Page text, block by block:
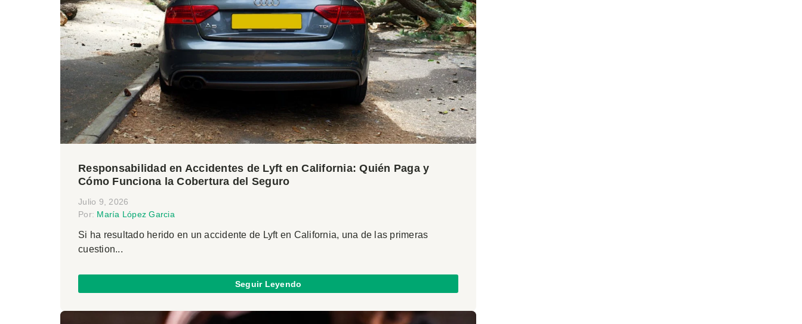
Responsabilidad en Accidentes de Lyft en California: Quién Paga y
Cómo Funciona la Cobertura del Seguro
Julio 9, 2026
Por: María López Garcia
Si ha resultado herido en un accidente de Lyft en California, una de las primeras
cuestion...
Seguir Leyendo